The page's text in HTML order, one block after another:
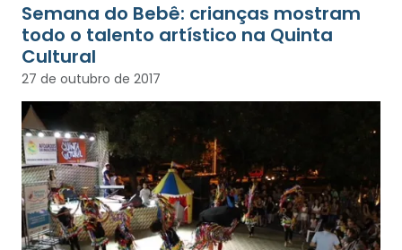
Semana do Bebê: crianças mostram
todo o talento artístico na Quinta
Cultural
27 de outubro de 2017